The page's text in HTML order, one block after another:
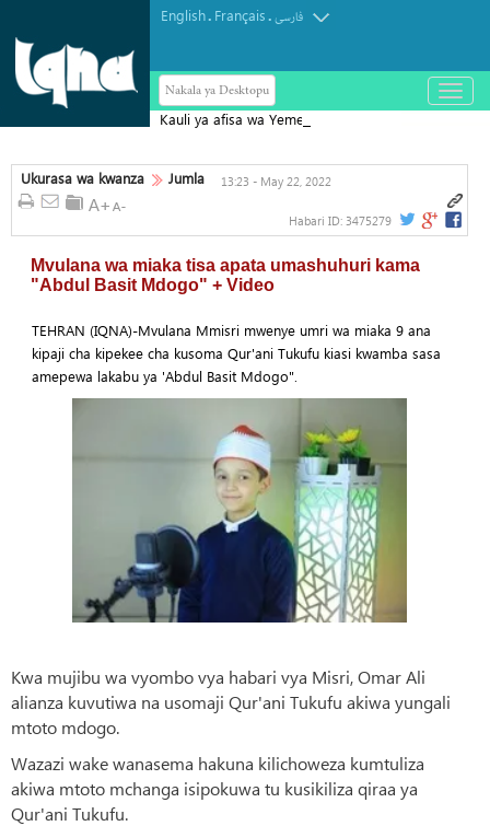
English. Français.فارسی
Nakala ya Desktopu
باز
و
Kauli ya afisa wa Yemen kufuatia
Uturuki na Pakistan
Ukurasa wa kwanza Jumla 13:23 - May 22, 2022
Habari ID: 3475279
Mvulana wa miaka tisa apata umashuhuri kama
"Abdul Basit Mdogo" + Video
TEHRAN (IQNA)-Mvulana Mmisri mwenye umri wa miaka 9 ana
kipaji cha kipekee cha kusoma Qur'ani Tukufu kiasi kwamba sasa
amepewa lakabu ya 'Abdul Basit Mdogo".
Kwa mujibu wa vyombo vya habari vya Misri, Omar Ali
alianza kuvutiwa na usomaji Qur'ani Tukufu akiwa yungali
mtoto mdogo.
Wazazi wake wanasema hakuna kilichoweza kumtuliza
akiwa mtoto mchanga isipokuwa tu kusikiliza qiraa ya
Qur'ani Tukufu.